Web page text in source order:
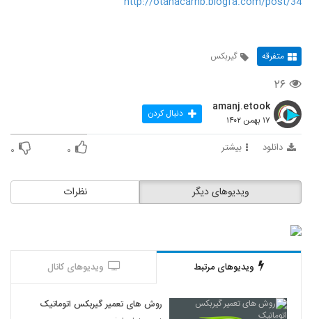
متفرقه گیربکس
۲۶
amanj.etook
۱۷ بهمن ۱۴۰۲ دنبال کردن
دانلود بیشتر ۰ ۰
نظرات ویدیوهای دیگر
ویدیوهای مرتبط ویدیوهای کانال
روش های تعمیر گیربکس اتوماتیک